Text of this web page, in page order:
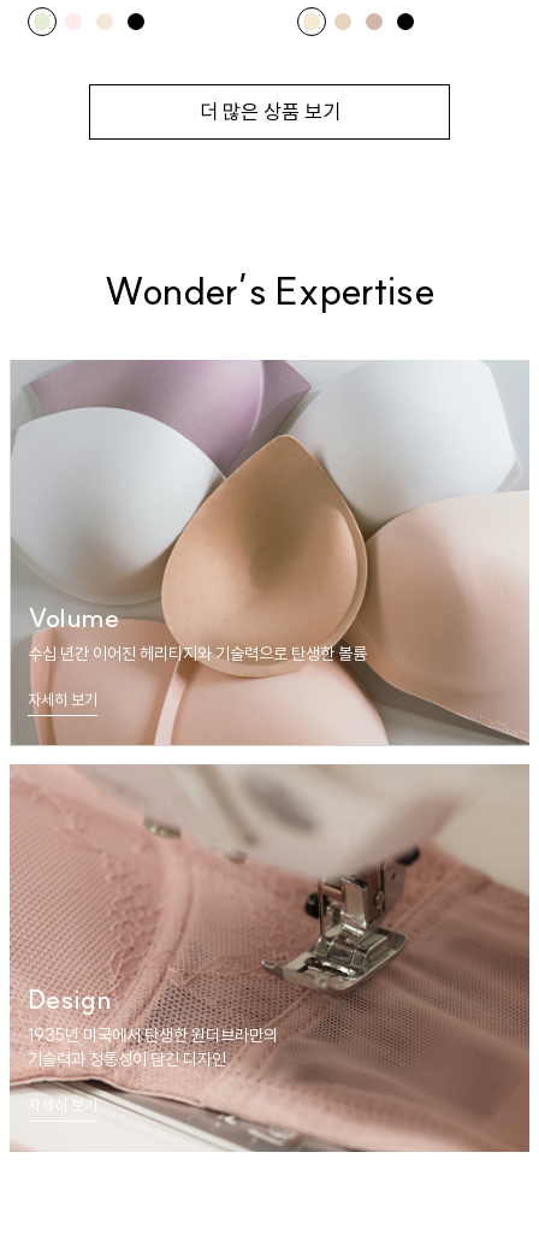
더 많은 상품 보기
Wonder’s Expertise
Volume
수십 년간 이어진 헤리티지와 기술력으로 탄생한 볼륨
자세히 보기
Design
1935년 미국에서 탄생한 원더브라만의
기술력과 정통성이 담긴 디자인
자세히 보기